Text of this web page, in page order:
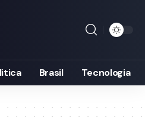
Brasil Tecnologia